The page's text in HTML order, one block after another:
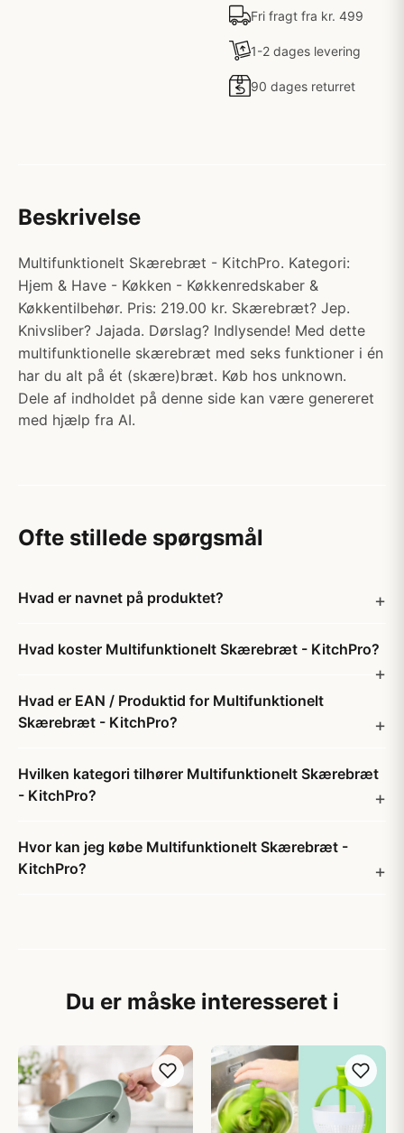
Fri fragt fra kr. 499
1-2 dages levering
90 dages returret
Beskrivelse
Multifunktionelt Skærebræt - KitchPro. Kategori:
Hjem & Have - Køkken - Køkkenredskaber &
Køkkentilbehør. Pris: 219.00 kr. Skærebræt? Jep.
Knivsliber? Jajada. Dørslag? Indlysende! Med dette
multifunktionelle skærebræt med seks funktioner i én
har du alt på ét (skære)bræt. Køb hos unknown.
Dele af indholdet på denne side kan være genereret
med hjælp fra AI.
Ofte stillede spørgsmål
Hvad er navnet på produktet?
Hvad koster Multifunktionelt Skærebræt - KitchPro?
Hvad er EAN / Produktid for Multifunktionelt
Skærebræt - KitchPro?
Hvilken kategori tilhører Multifunktionelt Skærebræt
- KitchPro?
Hvor kan jeg købe Multifunktionelt Skærebræt -
KitchPro?
Du er måske interesseret i